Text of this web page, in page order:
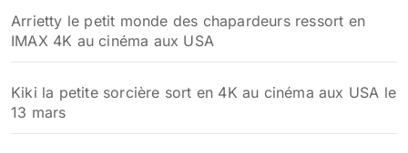
Arrietty le petit monde des chapardeurs ressort en
IMAX 4K au cinéma aux USA
Kiki la petite sorcière sort en 4K au cinéma aux USA le
13 mars